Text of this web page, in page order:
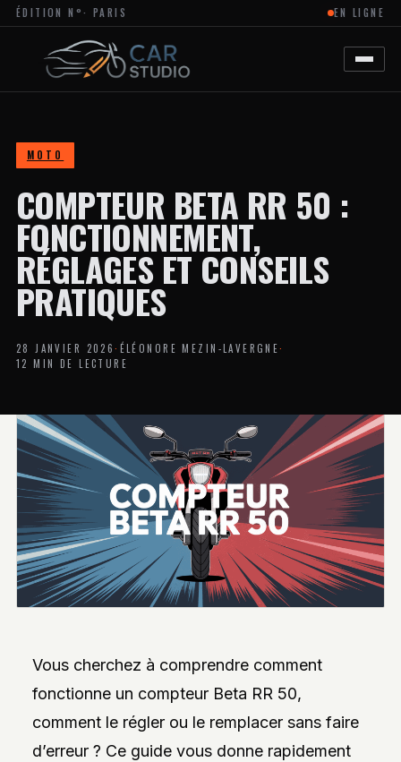
ÉDITION N°
MAGAZINE
DÉDIÉ
L’ACTUALITÉ
AUTOMOBILE
ET
MOTO,
LA
PERSONNALISATION
ET
AUX
TENDANCES
CRÉATIVES
DANS
L’UNIVERS
LE
SITE
INTERVIEWS
EXCLUSIVES
DE
DESIGNERS,
DES
REPORTAGES
PHOTO
INSPIRANTS,
DES
ANALYSES
DE
NOUVEAUTÉS
L’INNOVATION
DANS
AUTO/MOTO.
EST
· PARIS EN LIGNE
MOTO
COMPTEUR BETA RR 50 :
FONCTIONNEMENT,
RÉGLAGES ET CONSEILS
PRATIQUES
28 JANVIER 2026· ÉLÉONORE MEZIN-LAVERGNE·
12 MIN DE LECTURE
Vous cherchez à comprendre comment
fonctionne un compteur Beta RR 50,
comment le régler ou le remplacer sans faire
d’erreur ? Ce guide vous donne rapidement